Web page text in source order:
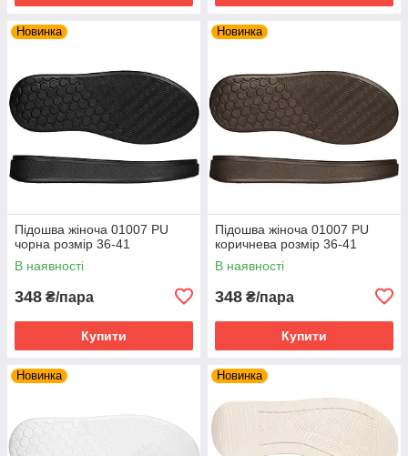
Новинка
Підошва жіноча 01007 PU
чорна розмір 36-41
В наявності
348 ₴/пара
Купити
Новинка
Підошва жіноча 01007 PU
коричнева розмір 36-41
В наявності
348 ₴/пара
Купити
Новинка Новинка